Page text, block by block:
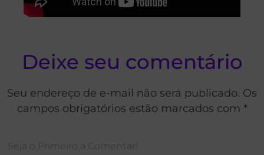
Deixe seu comentário
Seu endereço de e-mail não será publicado. Os
campos obrigatórios estão marcados com *